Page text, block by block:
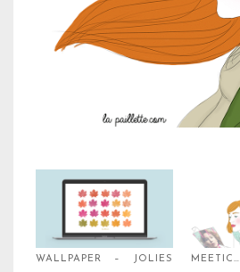
WALLPAPER – JOLIES
MEETIC…